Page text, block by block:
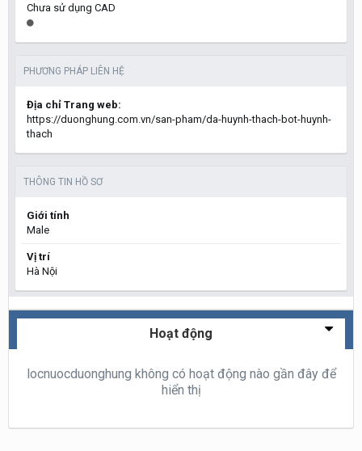
Chưa sử dụng CAD
PHƯƠNG PHÁP LIÊN HỆ
Địa chỉ Trang web:
https://duonghung.com.vn/san-pham/da-huynh-thach-bot-huynh-
thach
THÔNG TIN HỒ SƠ
Giới tính
Male
Vị trí
Hà Nội
Hoạt động
locnuocduonghung không có hoạt động nào gần đây để
hiển thị